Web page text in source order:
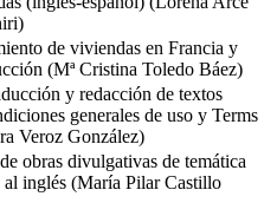
de viviendas en Francia y
(Mª Cristina Toledo Báez)
y redacción de textos
generales de uso y Terms
Veroz González)
obras divulgativas de temática
inglés (María Pilar Castillo